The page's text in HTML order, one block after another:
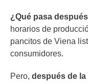
¿Qué pasa
horarios de
pancitos de Viena
consumidores.
Pero, después de la